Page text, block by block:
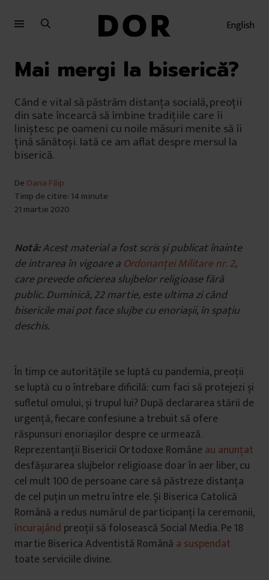
English
Mai mergi la biserică?
Când e vital să păstrăm distanța socială, preoții
din sate încearcă să îmbine tradițiile care îi
liniștesc pe oameni cu noile măsuri menite să îi
țină sănătoși. Iată ce am aflat despre mersul la
biserică.
De Oana Filip
Timp de citire: 14 minute
21 martie 2020
Notă:Acest material a fost scris și publicat înainte
de intrarea în vigoare a Ordonanței Militare nr. 2,
care prevede oficierea slujbelor religioase fără
public. Duminică, 22 martie, este ultima zi când
bisericile mai pot face slujbe cu enoriașii, în spațiu
deschis.
În timp ce autoritățile se luptă cu pandemia, preoții
se luptă cu o întrebare dificilă: cum faci să protejezi și
sufletul omului, și trupul lui? După declararea stării de
urgență, fiecare confesiune a trebuit să ofere
răspunsuri enoriașilor despre ce urmează.
Reprezentanții Bisericii Ortodoxe Române au anunțat
desfășurarea slujbelor religioase doar în aer liber, cu
cel mult 100 de persoane care să păstreze distanța
de cel puțin un metru între ele. Și Biserica Catolică
Română a redus numărul de participanți la ceremonii,
încurajând preoții să folosească Social Media. Pe 18
martie Biserica Adventistă Română a suspendat
toate serviciile divine.